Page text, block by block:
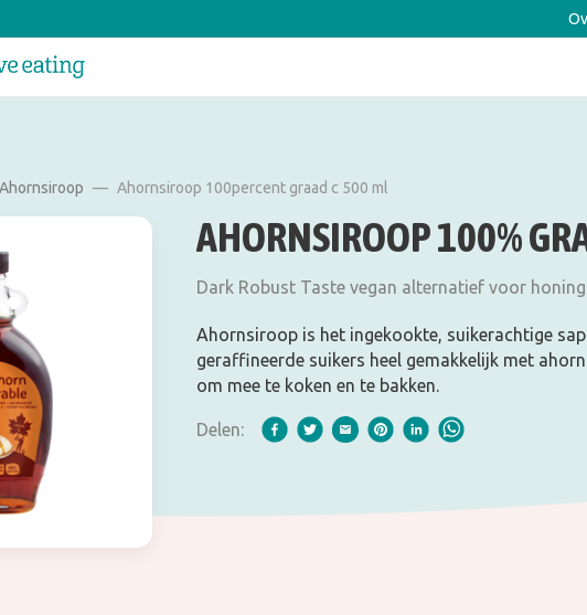
Ahornsiroop Ahornsiroop 100percent graad c 500 ml
AHORNSIROOP 100%
Dark Robust Taste vegan alternatief voor
Ahornsiroop is het ingekookte, suikerachtige
geraffineerde suikers heel gemakkelijk met
om mee te koken en te bakken.
Delen: